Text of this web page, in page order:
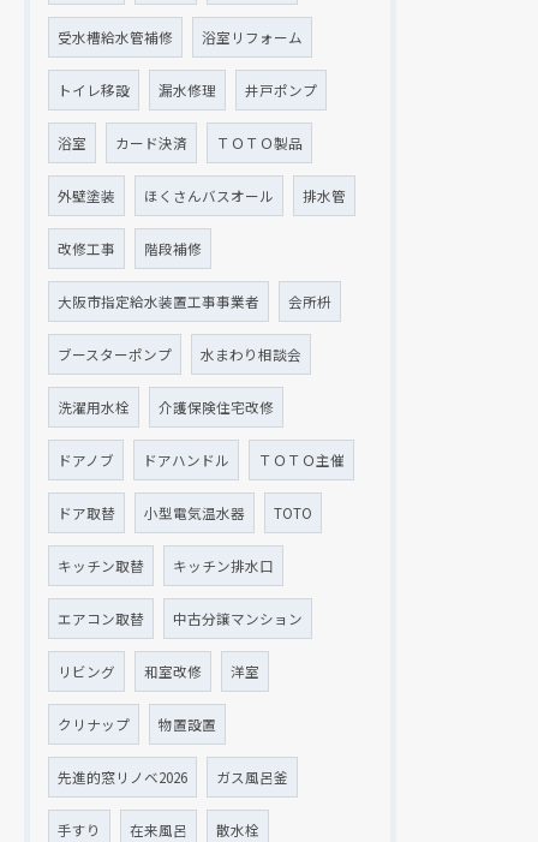
受水槽給水管補修 浴室リフォーム
トイレ移設 漏水修理 井戸ポンプ
浴室 カード決済 ＴＯＴＯ製品
外壁塗装 ほくさんバスオール 排水管
改修工事 階段補修
大阪市指定給水装置工事事業者 会所枡
ブースターポンプ 水まわり相談会
洗濯用水栓 介護保険住宅改修
ドアノブ ドアハンドル ＴＯＴＯ主催
ドア取替 小型電気温水器 TOTO
キッチン取替 キッチン排水口
エアコン取替 中古分譲マンション
リビング 和室改修 洋室
クリナップ 物置設置
先進的窓リノベ2026 ガス風呂釜
手すり 在来風呂 散水栓